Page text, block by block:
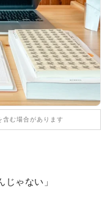
含む場合があります
じゃない」